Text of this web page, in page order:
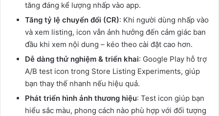
tăng đáng kể lượng nhấp vào app.
Tăng tỷ lệ chuyển đổi (CR): Khi người dùng nhấp vào
và xem listing, icon vẫn ảnh hưởng đến cảm giác ban
đầu khi xem nội dung – kéo theo cài đặt cao hơn.
Dễ dàng thử nghiệm & triển khai: Google Play hỗ trợ
A/B test icon trong Store Listing Experiments, giúp
bạn thay thế nhanh nếu hiệu quả.
Phát triển hình ảnh thương hiệu: Test icon giúp bạn
hiểu sắc màu, phong cách nào phù hợp với đối tượng